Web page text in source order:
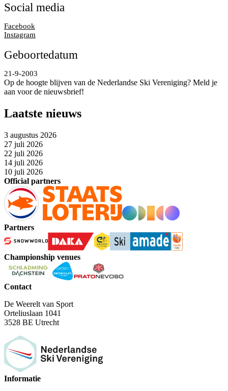
Social media
Facebook
Instagram
Geboortedatum
21-9-2003
Op de hoogte blijven van de Nederlandse Ski Vereniging? Meld je
aan voor de nieuwsbrief!
Laatste nieuws
3 augustus 2026
27 juli 2026
22 juli 2026
14 juli 2026
10 juli 2026
Official partners
Partners
Championship venues
Contact
De Weerelt van Sport
Orteliuslaan 1041
3528 BE Utrecht
Informatie